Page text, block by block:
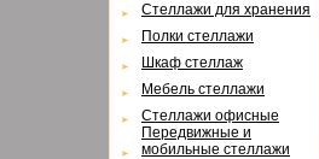
Cтеллажи для хранения
Полки стеллажи
Шкаф стеллаж
Мебель стеллажи
Cтеллажи офисные
Передвижные и
мобильные стеллажи